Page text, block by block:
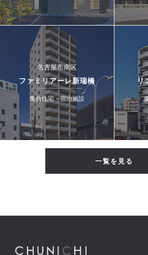
名古屋市南区
ファミリアーレ新瑞橋
集合住宅・宿泊施設
リ
一覧を見る